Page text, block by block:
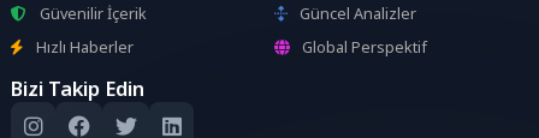
Güvenilir İçerik
Güncel Analizler
Hızlı Haberler
Global Perspektif
Bizi Takip Edin